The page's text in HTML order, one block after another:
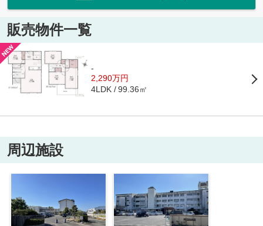
販売物件一覧
-
2,290万円
4LDK 99.36㎡
周辺施設